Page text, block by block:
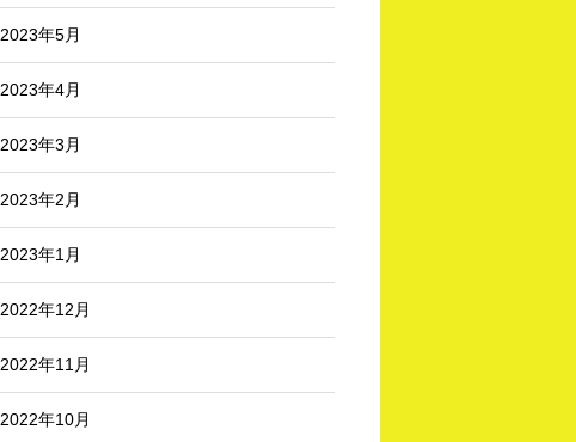
2023年5月
2023年4月
2023年3月
2023年2月
2023年1月
2022年12月
2022年11月
2022年10月